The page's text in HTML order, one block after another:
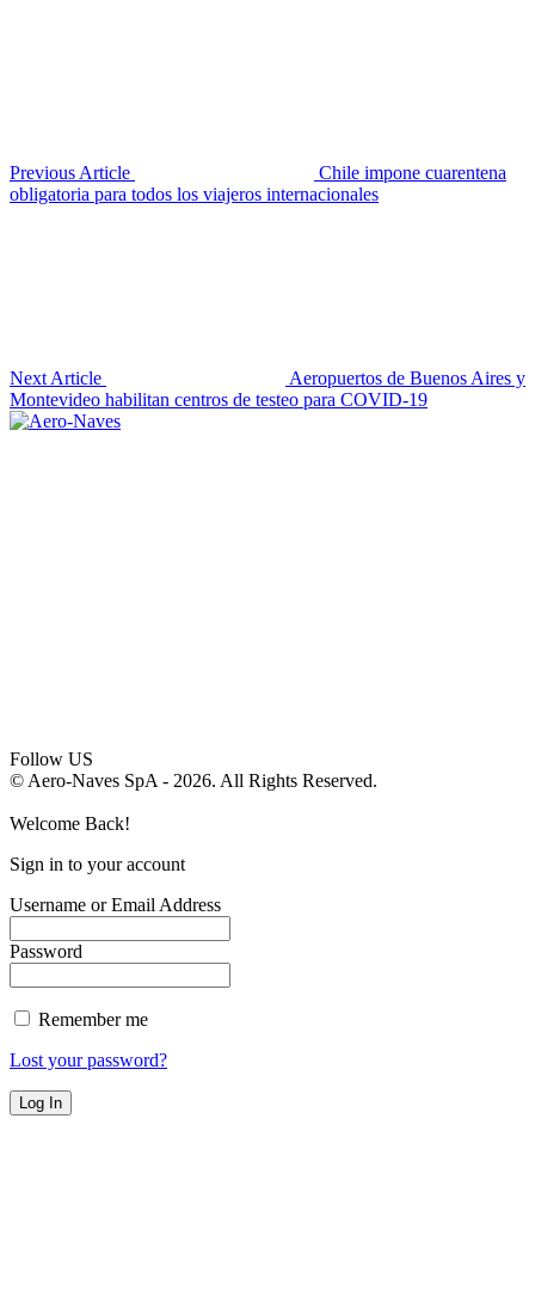
Previous Article
Chile impone cuarentena
obligatoria para todos los viajeros internacionales
Next Article
Aeropuertos de Buenos Aires y
Montevideo habilitan centros de testeo para COVID-19
Follow US
© Aero-Naves SpA - 2026. All Rights Reserved.
Welcome Back!
Sign in to your account
Username or Email Address
Password
Remember me
Lost your password?